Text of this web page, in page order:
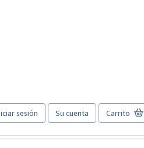
sesión Su cuenta Carrito